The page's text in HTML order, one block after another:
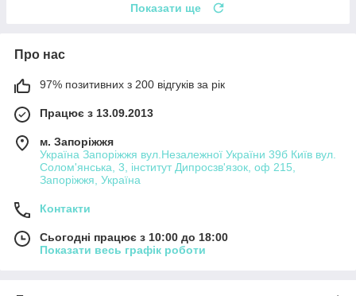
Показати ще
Про нас
97% позитивних з 200 відгуків за рік
Працює з 13.09.2013
м. Запоріжжя
Україна Запоріжжя вул.Незалежної України 39б Київ вул.
Солом'янська, 3, інститут Дипросзв'язок, оф 215,
Запоріжжя, Україна
Контакти
Сьогодні працює з 10:00 до 18:00
Показати весь графік роботи